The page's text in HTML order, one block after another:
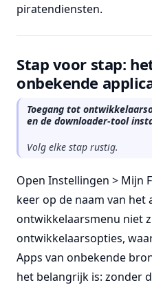
piratendiensten.
Stap voor stap:
onbekende
Toegang tot
en de downloader-tool
Volg elke stap rustig.
Open Instellingen > Mijn
keer op de naam van het
ontwikkelaarsmenu niet
ontwikkelaarsopties,
Apps van onbekende
het belangrijk is: zonder